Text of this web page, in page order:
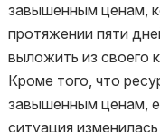
завышенным ценам,
протяжении пяти
выложить из своего
Кроме того, что
завышенным ценам,
ситуация